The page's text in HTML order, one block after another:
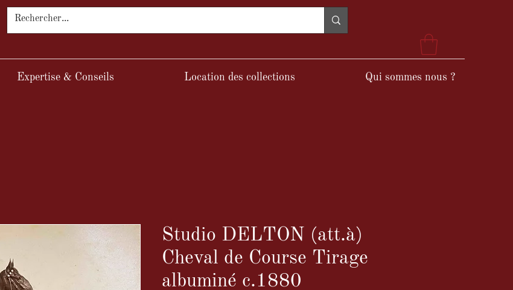
Expertise & Conseils Location des collections Qui sommes nous ?
Studio DELTON (att.à)
Cheval de Course Tirage
albuminé c.1880